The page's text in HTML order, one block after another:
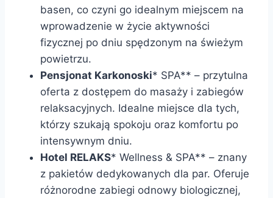
basen, co czyni go idealnym miejscem na
wprowadzenie w życie aktywności
fizycznej po dniu spędzonym na świeżym
powietrzu.
Pensjonat Karkonoski* SPA** – przytulna
oferta z dostępem do masaży i zabiegów
relaksacyjnych. Idealne miejsce dla tych,
którzy szukają spokoju oraz komfortu po
intensywnym dniu.
Hotel RELAKS* Wellness & SPA** – znany
z pakietów dedykowanych dla par. Oferuje
różnorodne zabiegi odnowy biologicznej,